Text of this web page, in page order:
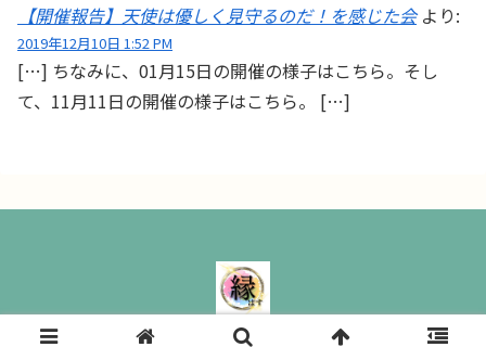
【開催報告】天使は優しく見守るのだ！を感じた会 より:
2019年12月10日 1:52 PM
[…] ちなみに、01月15日の開催の様子はこちら。そし
て、11月11日の開催の様子はこちら。 […]
縁ぱす｜ All Rights Reserved.